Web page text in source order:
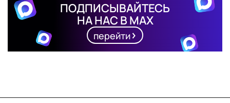
ПОДПИСЫВАЙТЕСЬ
НА НАС В MAX
перейти